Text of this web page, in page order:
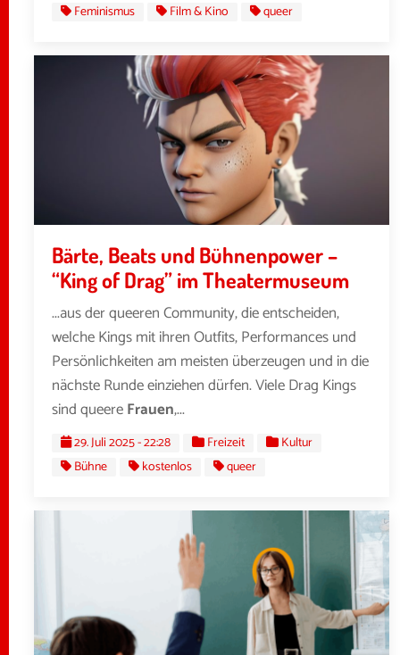
Feminismus
Film & Kino queer
Bärte, Beats und Bühnenpower –
“King of Drag” im Theatermuseum
...aus der queeren Community, die entscheiden,
welche Kings mit ihren Outfits, Performances und
Persönlichkeiten am meisten überzeugen und in die
nächste Runde einziehen dürfen. Viele Drag Kings
sind queereFrauen,...
29. Juli 2025 - 22:28 Freizeit
Kultur
Bühne
kostenlos queer